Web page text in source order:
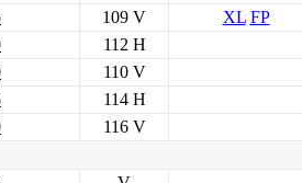
109 V XL FP
112 H
110 V
114 H
116 V